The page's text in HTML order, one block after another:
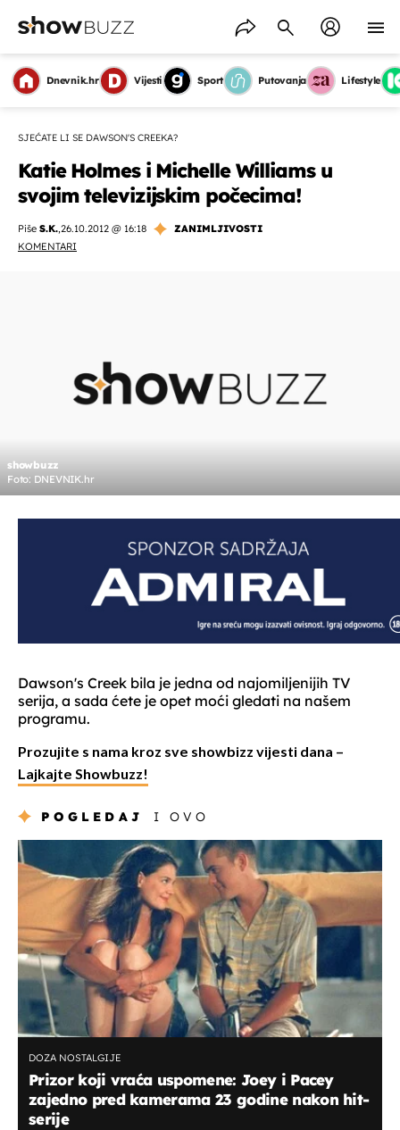
Dnevnik.hr Vijesti Sport Putovanja Lifestyle
SJEĆATE LI SE DAWSON'S CREEKA?
Katie Holmes i Michelle Williams u
svojim televizijskim počecima!
Piše S.K.,26.10.2012 @ 16:18
ZANIMLJIVOSTI
KOMENTARI
showbuzz
Foto: DNEVNIK.hr
Dawson's Creek bila je jedna od najomiljenijih TV
serija, a sada ćete je opet moći gledati na našem
programu.
Prozujite s nama kroz sve showbizz vijesti dana –
Lajkajte Showbuzz!
POGLEDAJ I OVO
DOZA NOSTALGIJE
Prizor koji vraća uspomene: Joey i Pacey
zajedno pred kamerama 23 godine nakon hit-
serije